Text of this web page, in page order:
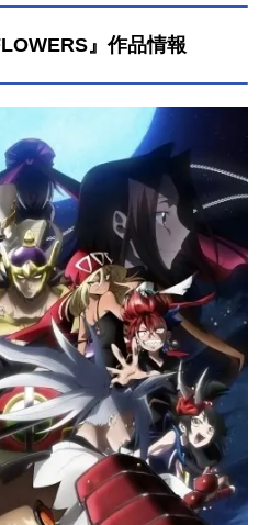
』作品情報